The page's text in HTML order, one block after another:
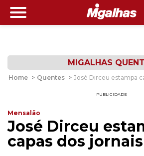
MIGALHAS
Home > Quentes > José Dirceu estampa
PUBLICIDADE
Mensalão
José Dirceu
capas dos jornais